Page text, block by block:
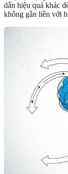
dẫn hiệu quả khác
không gắn liền với